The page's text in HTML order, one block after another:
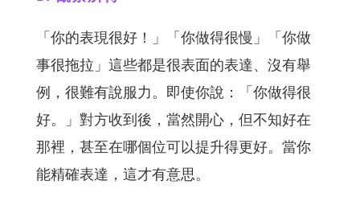
「你的表現很好！」「你做得很慢」「你做
事很拖拉」這些都是很表面的表達、沒有舉
例，很難有說服力。即使你說：「你做得很
好。」對方收到後，當然開心，但不知好在
那裡，甚至在哪個位可以提升得更好。當你
能精確表達，這才有意思。